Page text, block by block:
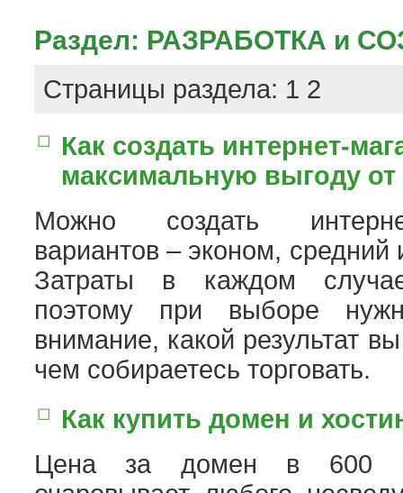
Раздел: РАЗРАБОТКА и
Страницы раздела: 1 2
Как создать интернет-
максимальную выгоду от
Можно создать
вариантов – эконом,
Затраты в каждом
поэтому при выборе
внимание, какой результат
чем собираетесь торговать.
Как купить домен и
Цена за домен в 600